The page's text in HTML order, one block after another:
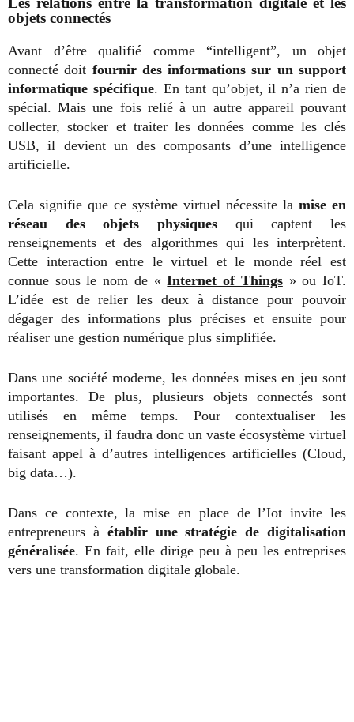
objets connectés
Avant d’être qualifié comme “intelligent”, un objet
connecté doit fournir des informations sur un support
informatique spécifique. En tant qu’objet, il n’a rien de
spécial. Mais une fois relié à un autre appareil pouvant
collecter, stocker et traiter les données comme les clés
USB, il devient un des composants d’une intelligence
artificielle.
Cela signifie que ce système virtuel nécessite la mise en
réseau des objets physiques qui captent les
renseignements et des algorithmes qui les interprètent.
Cette interaction entre le virtuel et le monde réel est
connue sous le nom de «Internet of Things» ou IoT.
L’idée est de relier les deux à distance pour pouvoir
dégager des informations plus précises et ensuite pour
réaliser une gestion numérique plus simplifiée.
Dans une société moderne, les données mises en jeu sont
importantes. De plus, plusieurs objets connectés sont
utilisés en même temps. Pour contextualiser les
renseignements, il faudra donc un vaste écosystème virtuel
faisant appel à d’autres intelligences artificielles (Cloud,
big data…).
Dans ce contexte, la mise en place de l’Iot invite les
entrepreneurs à établir une stratégie de digitalisation
généralisée. En fait, elle dirige peu à peu les entreprises
vers une transformation digitale globale.